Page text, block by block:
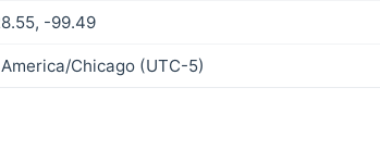
-99.49
America/Chicago (UTC-5)